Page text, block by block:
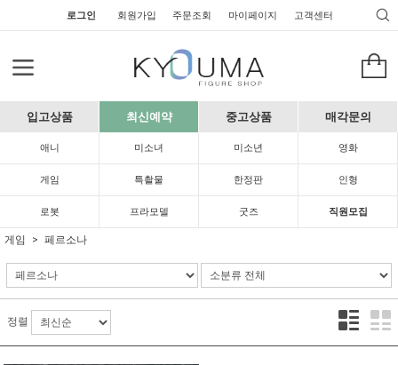
로그인 회원가입 주문조회 마이페이지 고객센터
입고상품 최신예약 중고상품 매각문의
애니 미소녀 미소년 영화
게임 특촬물 한정판 인형
로봇 프라모델 굿즈 직원모집
게임 페르소나
정렬